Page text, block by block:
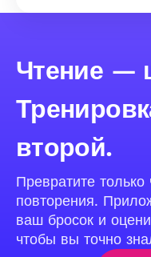
Чтение —
второй.
Превратите только
повторения.
ваш бросок и
чтобы вы точно